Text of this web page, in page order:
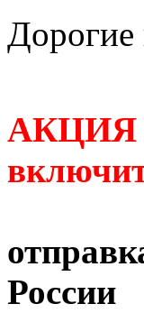
Дорогие
АКЦИЯ
России